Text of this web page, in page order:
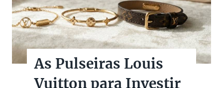
As Pulseiras Louis
Vuitton para Investir